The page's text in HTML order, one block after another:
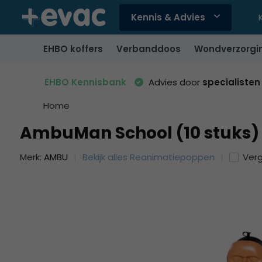
Kennis & Advies
Gebruik
de
pijltjes
beschikbaar
te
EHBO koffers Verbanddoos
EHBO Kennisbank Advies door specialisten
Home
AmbuMan School (10 stuks)
Merk: AMBU Bekijk alles Reanimatiepoppen